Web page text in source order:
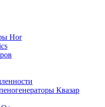
Hor
Квазар